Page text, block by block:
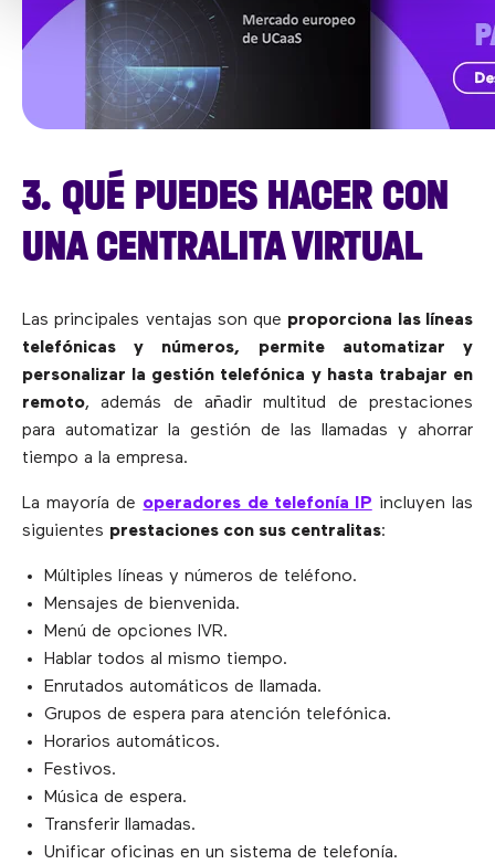
3. QUÉ PUEDES HACER CON
UNA CENTRALITA VIRTUAL
Las principales ventajas son que proporciona las líneas
telefónicas y números, permite automatizar y
personalizar la gestión telefónica y hasta trabajar en
remoto, además de añadir multitud de prestaciones
para automatizar la gestión de las llamadas y ahorrar
tiempo a la empresa.
La mayoría de operadores de telefonía IP incluyen las
siguientes prestaciones con sus centralitas:
Múltiples líneas y números de teléfono.
Mensajes de bienvenida.
Menú de opciones IVR.
Hablar todos al mismo tiempo.
Enrutados automáticos de llamada.
Grupos de espera para atención telefónica.
Horarios automáticos.
Festivos.
Música de espera.
Transferir llamadas.
Unificar oficinas en un sistema de telefonía.